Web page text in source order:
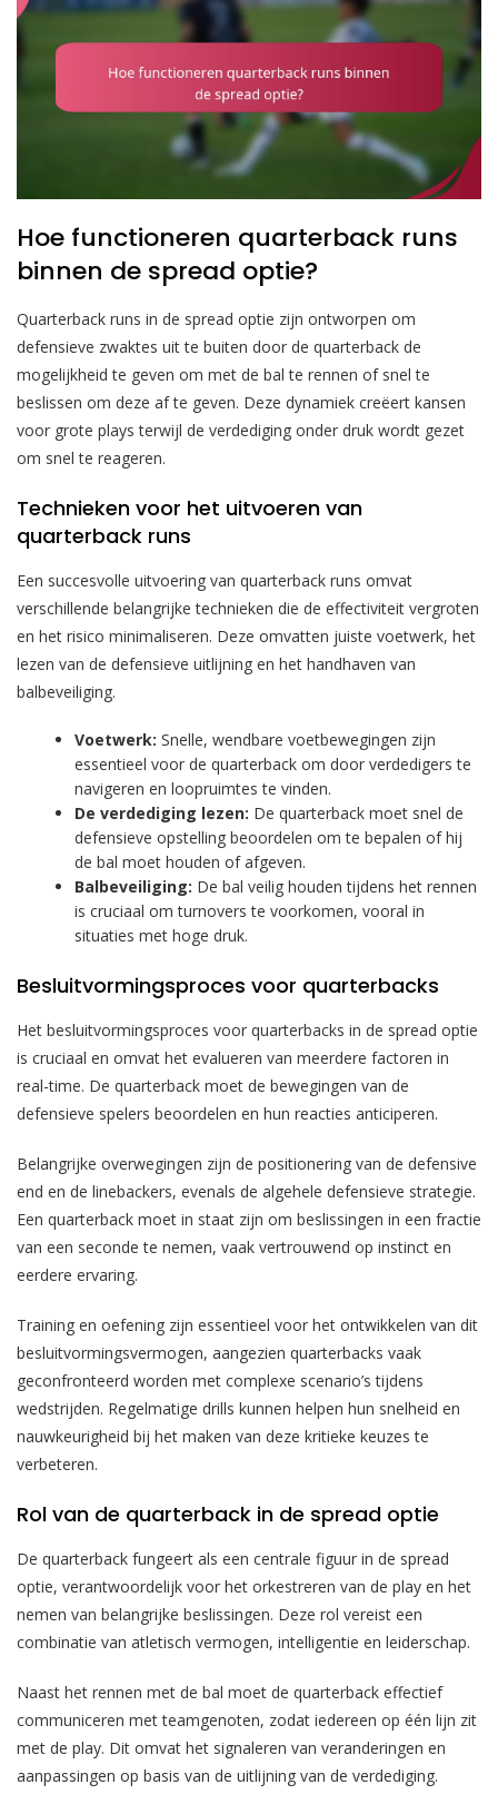
Hoe functioneren quarterback runs
binnen de spread optie?
Quarterback runs in de spread optie zijn ontworpen om
defensieve zwaktes uit te buiten door de quarterback de
mogelijkheid te geven om met de bal te rennen of snel te
beslissen om deze af te geven. Deze dynamiek creëert kansen
voor grote plays terwijl de verdediging onder druk wordt gezet
om snel te reageren.
Technieken voor het uitvoeren van
quarterback runs
Een succesvolle uitvoering van quarterback runs omvat
verschillende belangrijke technieken die de effectiviteit vergroten
en het risico minimaliseren. Deze omvatten juiste voetwerk, het
lezen van de defensieve uitlijning en het handhaven van
balbeveiliging.
Voetwerk: Snelle, wendbare voetbewegingen zijn
essentieel voor de quarterback om door verdedigers te
navigeren en loopruimtes te vinden.
De verdediging lezen: De quarterback moet snel de
defensieve opstelling beoordelen om te bepalen of hij
de bal moet houden of afgeven.
Balbeveiliging: De bal veilig houden tijdens het rennen
is cruciaal om turnovers te voorkomen, vooral in
situaties met hoge druk.
Besluitvormingsproces voor quarterbacks
Het besluitvormingsproces voor quarterbacks in de spread optie
is cruciaal en omvat het evalueren van meerdere factoren in
real-time. De quarterback moet de bewegingen van de
defensieve spelers beoordelen en hun reacties anticiperen.
Belangrijke overwegingen zijn de positionering van de defensive
end en de linebackers, evenals de algehele defensieve strategie.
Een quarterback moet in staat zijn om beslissingen in een fractie
van een seconde te nemen, vaak vertrouwend op instinct en
eerdere ervaring.
Training en oefening zijn essentieel voor het ontwikkelen van dit
besluitvormingsvermogen, aangezien quarterbacks vaak
geconfronteerd worden met complexe scenario’s tijdens
wedstrijden. Regelmatige drills kunnen helpen hun snelheid en
nauwkeurigheid bij het maken van deze kritieke keuzes te
verbeteren.
Rol van de quarterback in de spread optie
De quarterback fungeert als een centrale figuur in de spread
optie, verantwoordelijk voor het orkestreren van de play en het
nemen van belangrijke beslissingen. Deze rol vereist een
combinatie van atletisch vermogen, intelligentie en leiderschap.
Naast het rennen met de bal moet de quarterback effectief
communiceren met teamgenoten, zodat iedereen op één lijn zit
met de play. Dit omvat het signaleren van veranderingen en
aanpassingen op basis van de uitlijning van de verdediging.